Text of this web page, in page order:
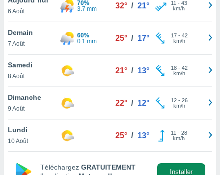
et
»,
au
vous
qu'ils
ou
le
ainsi
un
6 Août
70%
3.7 mm
32° / 21° 11 - 43
km/h
Demain
7 Août
60%
0.1 mm
25° / 17° 17- 42
km/h
Samedi
8 Août
21° / 13° 18- 42
km/h
Dimanche
9 Août
22° / 12° 12- 26
km/h
Lundi
10 Août
25° / 13° 11 - 28
km/h
Téléchargez GRATUITEMENT
Installer